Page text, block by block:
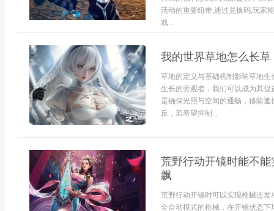
活动的重要纽带,通过兑换码,玩家
戏...
我的世界草地怎么长
草地的定义与基础机制影响草地
生长的旁观者，我们可以成为其
是确保光照与空间的通畅，移除
反，若希望抑制...
荒野行动开镜时能不
飘
荒野行动开镜时可以实现枪械连
全自动模式的枪械，在开镜状态